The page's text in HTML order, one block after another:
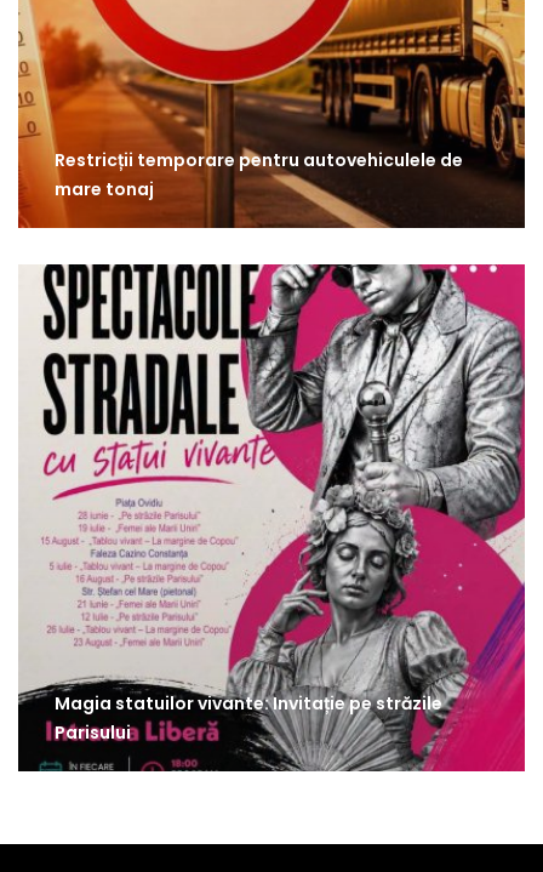
Restricții temporare pentru autovehiculele de
mare tonaj
Magia statuilor vivante: Invitație pe străzile
Parisului